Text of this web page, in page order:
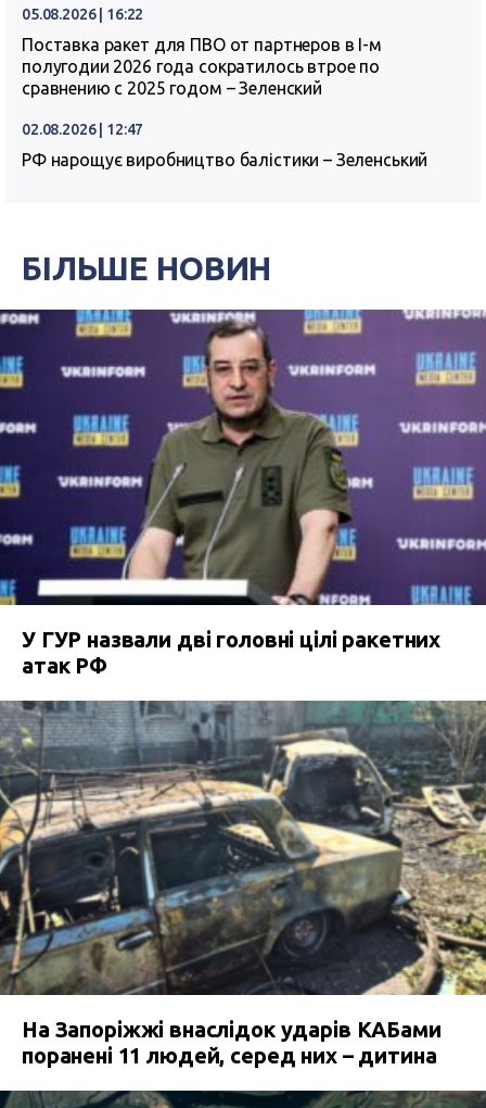
05.08.2026 | 16:22
Поставка ракет для ПВО от партнеров в I-м
полугодии 2026 года сократилось втрое по
сравнению с 2025 годом – Зеленский
02.08.2026 | 12:47
РФ нарощує виробництво балістики – Зеленський
БІЛЬШЕ НОВИН
У ГУР назвали дві головні цілі ракетних
атак РФ
На Запоріжжі внаслідок ударів КАБами
поранені 11 людей, серед них – дитина